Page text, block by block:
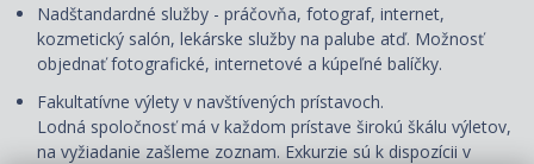
Nadštandardné služby - práčovňa, fotograf, internet,
kozmetický salón, lekárske služby na palube atď. Možnosť
objednať fotografické, internetové a kúpeľné balíčky.
Fakultatívne výlety v navštívených prístavoch.
Lodná spoločnosť má v každom prístave širokú škálu výletov,
na vyžiadanie zašleme zoznam. Exkurzie sú k dispozícii v